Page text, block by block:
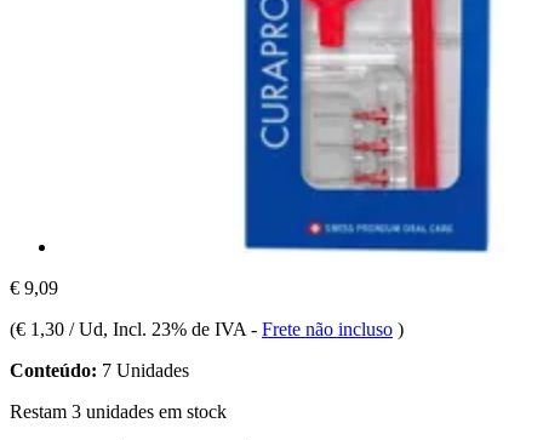
€ 9,09
(€ 1,30 / Ud, Incl. 23% de IVA - Frete não incluso )
Conteúdo: 7 Unidades
Restam 3 unidades em stock